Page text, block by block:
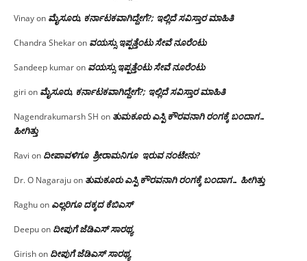
Vinayon ಮೈಸೂರು, ಕರ್ನಾಟಕವಾಗಿದ್ದೇಗೆ?; ಇಲ್ಲಿದೆ ಸವಿಸ್ತಾರ ಮಾಹಿತಿ
Chandra Shekaron ವಯಸ್ಸು ಇಪ್ಪತ್ತೆಂಟು ಸೇವೆ ನೂರೆಂಟು
Sandeep kumaron ವಯಸ್ಸು ಇಪ್ಪತ್ತೆಂಟು ಸೇವೆ ನೂರೆಂಟು
giri on ಮೈಸೂರು, ಕರ್ನಾಟಕವಾಗಿದ್ದೇಗೆ?; ಇಲ್ಲಿದೆ ಸವಿಸ್ತಾರ ಮಾಹಿತಿ
Nagendrakumarsh SH on ತುಮಕೂರು ಎಸ್ಪಿ ಕೌರವನಾಗಿ ರಂಗಕ್ಕೆ ಬಂದಾಗ…
ಹೀಗಿತ್ತು
Ravi on ದೀಪಾವಳಿಗೂ ಶ್ರೀರಾಮನಿಗೂ ಇರುವ ನಂಟೇನು?
Dr. O Nagarajuon ತುಮಕೂರು ಎಸ್ಪಿ ಕೌರವನಾಗಿ ರಂಗಕ್ಕೆ ಬಂದಾಗ… ಹೀಗಿತ್ತು
Raghuon ಎಲ್ಲರಿಗೂ ದಕ್ಕದ ಕೆಬಿಎಸ್
Deepuon ದೀಪುಗೆ ಜೆಡಿಎಸ್ ಸಾರಥ್ಯ
Girishon ದೀಪುಗೆ ಜೆಡಿಎಸ್ ಸಾರಥ್ಯ